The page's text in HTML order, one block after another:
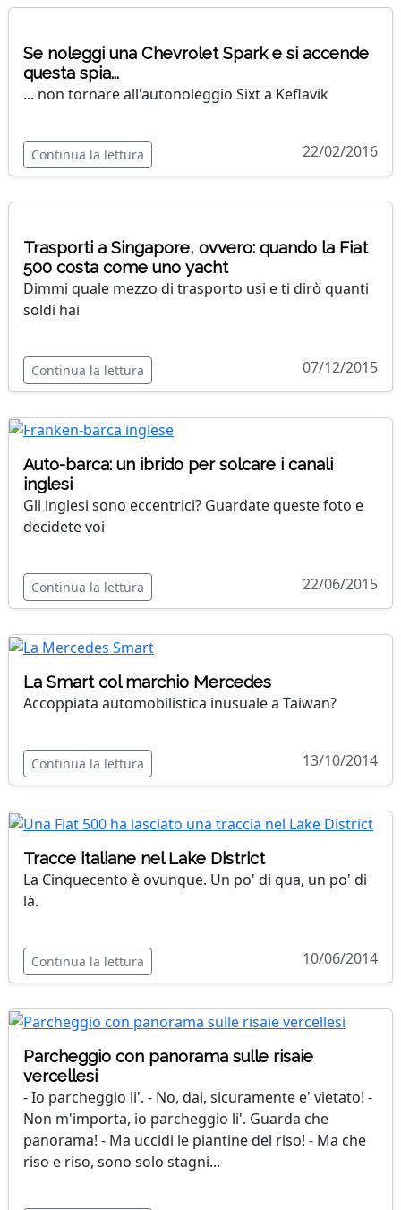
Se noleggi una Chevrolet Spark e si accende
questa spia...
... non tornare all'autonoleggio Sixt a Keflavik
Continua la lettura 22/02/2016
Trasporti a Singapore, ovvero: quando la Fiat
500 costa come uno yacht
Dimmi quale mezzo di trasporto usi e ti dirò quanti
soldi hai
Continua la lettura 07/12/2015
Auto-barca: un ibrido per solcare i canali
inglesi
Gli inglesi sono eccentrici? Guardate queste foto e
decidete voi
Continua la lettura 22/06/2015
La Smart col marchio Mercedes
Accoppiata automobilistica inusuale a Taiwan?
Continua la lettura 13/10/2014
Tracce italiane nel Lake District
La Cinquecento è ovunque. Un po' di qua, un po' di
là.
Continua la lettura 10/06/2014
Parcheggio con panorama sulle risaie
vercellesi
- Io parcheggio li'. - No, dai, sicuramente e' vietato! -
Non m'importa, io parcheggio li'. Guarda che
panorama! - Ma uccidi le piantine del riso! - Ma che
riso e riso, sono solo stagni...